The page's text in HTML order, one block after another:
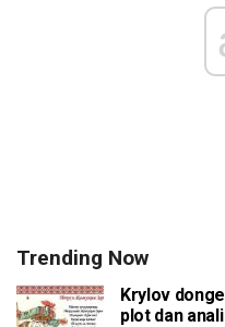
Trending Now
Krylov
plot dan